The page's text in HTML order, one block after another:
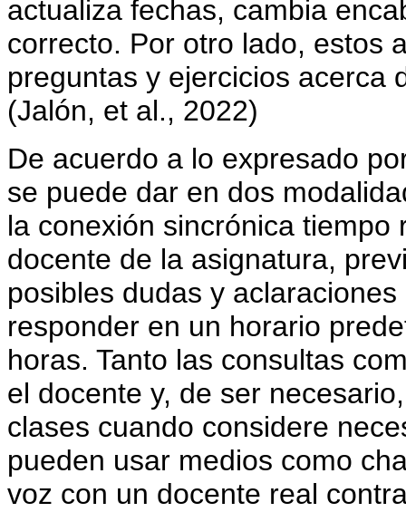
actualiza fechas, cambia
correcto. Por otro lado, estos
preguntas y ejercicios acerca
(Jalón, et al., 2022)
De acuerdo a lo expresado
se puede dar en dos
la conexión sincrónica
docente de la asignatura,
posibles dudas y
responder en un horario
horas. Tanto las consultas
el docente y, de ser
clases cuando considere
pueden usar medios como
voz con un docente real